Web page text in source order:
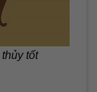
tốt